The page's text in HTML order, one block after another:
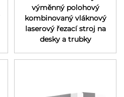
výměnný polohový
kombinovaný vláknový
laserový řezací stroj na
desky a trubky